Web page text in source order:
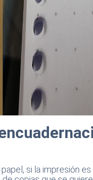
si la impresión